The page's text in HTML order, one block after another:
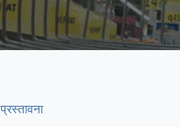
प्रस्तावना